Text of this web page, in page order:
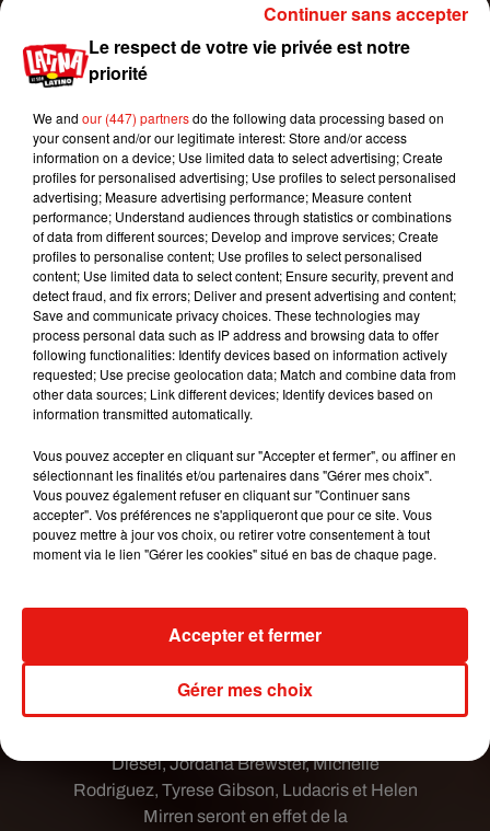
au bol, c'est parce que son coiffeur,Adir Abergel,
s'est directement inspirée de la coiffure du top
Linda Evangelista lors d’un shooting mené par
Peter Linbergh dans les années 90, comme il le
révèle sur son compte Instagram.
Voir cette publication sur Instagram
Monday Inspo. I was inspired by Linda
Evangelista and Peter Lindbergh early 90’s vibes
for Charlize’s new hair look. This image of
@lindaevangelista @cindycrawford has been in
my brain for a long time #inspomonday
Charlize Theron, dans le neuvième épisode de
Fast and Furiousqui est actuellement en
Diesel, Jordana Brewster, Michelle
Rodriguez, Tyrese Gibson, Ludacris et Helen
Mirren seront en effet de la
Le respect de votre vie privée est notre
priorité
We and our (447) partnersdo the following data processing based on
your consent and/or our legitimate interest: Store and/or access
information on a device; Use limited data to select advertising; Create
profiles for personalised advertising; Use profiles to select personalised
advertising; Measure advertising performance; Measure content
performance; Understand audiences through statistics or combinations
of data from different sources; Develop and improve services; Create
profiles to personalise content; Use profiles to select personalised
content; Use limited data to select content; Ensure security, prevent and
detect fraud, and fix errors; Deliver and present advertising and content;
Save and communicate privacy choices. These technologies may
process personal data such as IP address and browsing data to offer
following functionalities: Identify devices based on information actively
requested; Use precise geolocation data; Match and combine data from
other data sources; Link different devices; Identify devices based on
information transmitted automatically.
Vous pouvez accepter en cliquant sur "Accepter et fermer", ou affiner en
sélectionnant les finalités et/ou partenaires dans "Gérer mes choix".
Vous pouvez également refuser en cliquant sur "Continuer sans
accepter". Vos préférences ne s'appliqueront que pour ce site. Vous
pouvez mettre à jour vos choix, ou retirer votre consentement à tout
moment via le lien "Gérer les cookies" situé en bas de chaque page.
Gérer mes choix
Accepter et fermer
Continuer sans accepter